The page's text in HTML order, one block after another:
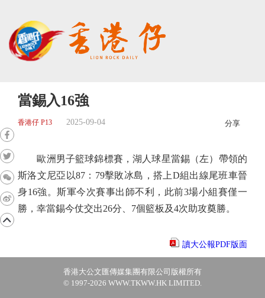
當錫入16強
香港仔 P13 2025-09-04 分享
歐洲男子籃球錦標賽，湖人球星當錫（左）帶領的
斯洛文尼亞以87：79擊敗冰島，搭上D組出線尾班車晉
身16強。斯軍今次賽事出師不利，此前3場小組賽僅一
勝，幸當錫今仗交出26分、7個籃板及4次助攻奠勝。
讀大公報PDF版面
香港大公文匯傳媒集團有限公司版權所有
© 1997-2026 WWW.TKWW.HK LIMITED.